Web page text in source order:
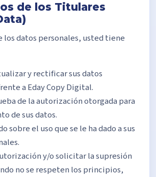
de los Titulares
los datos personales, usted tiene
y rectificar sus datos
a Eday Copy Digital.
de la autorización otorgada para
de sus datos.
sobre el uso que se le ha dado a sus
y/o solicitar la supresión
no se respeten los principios,